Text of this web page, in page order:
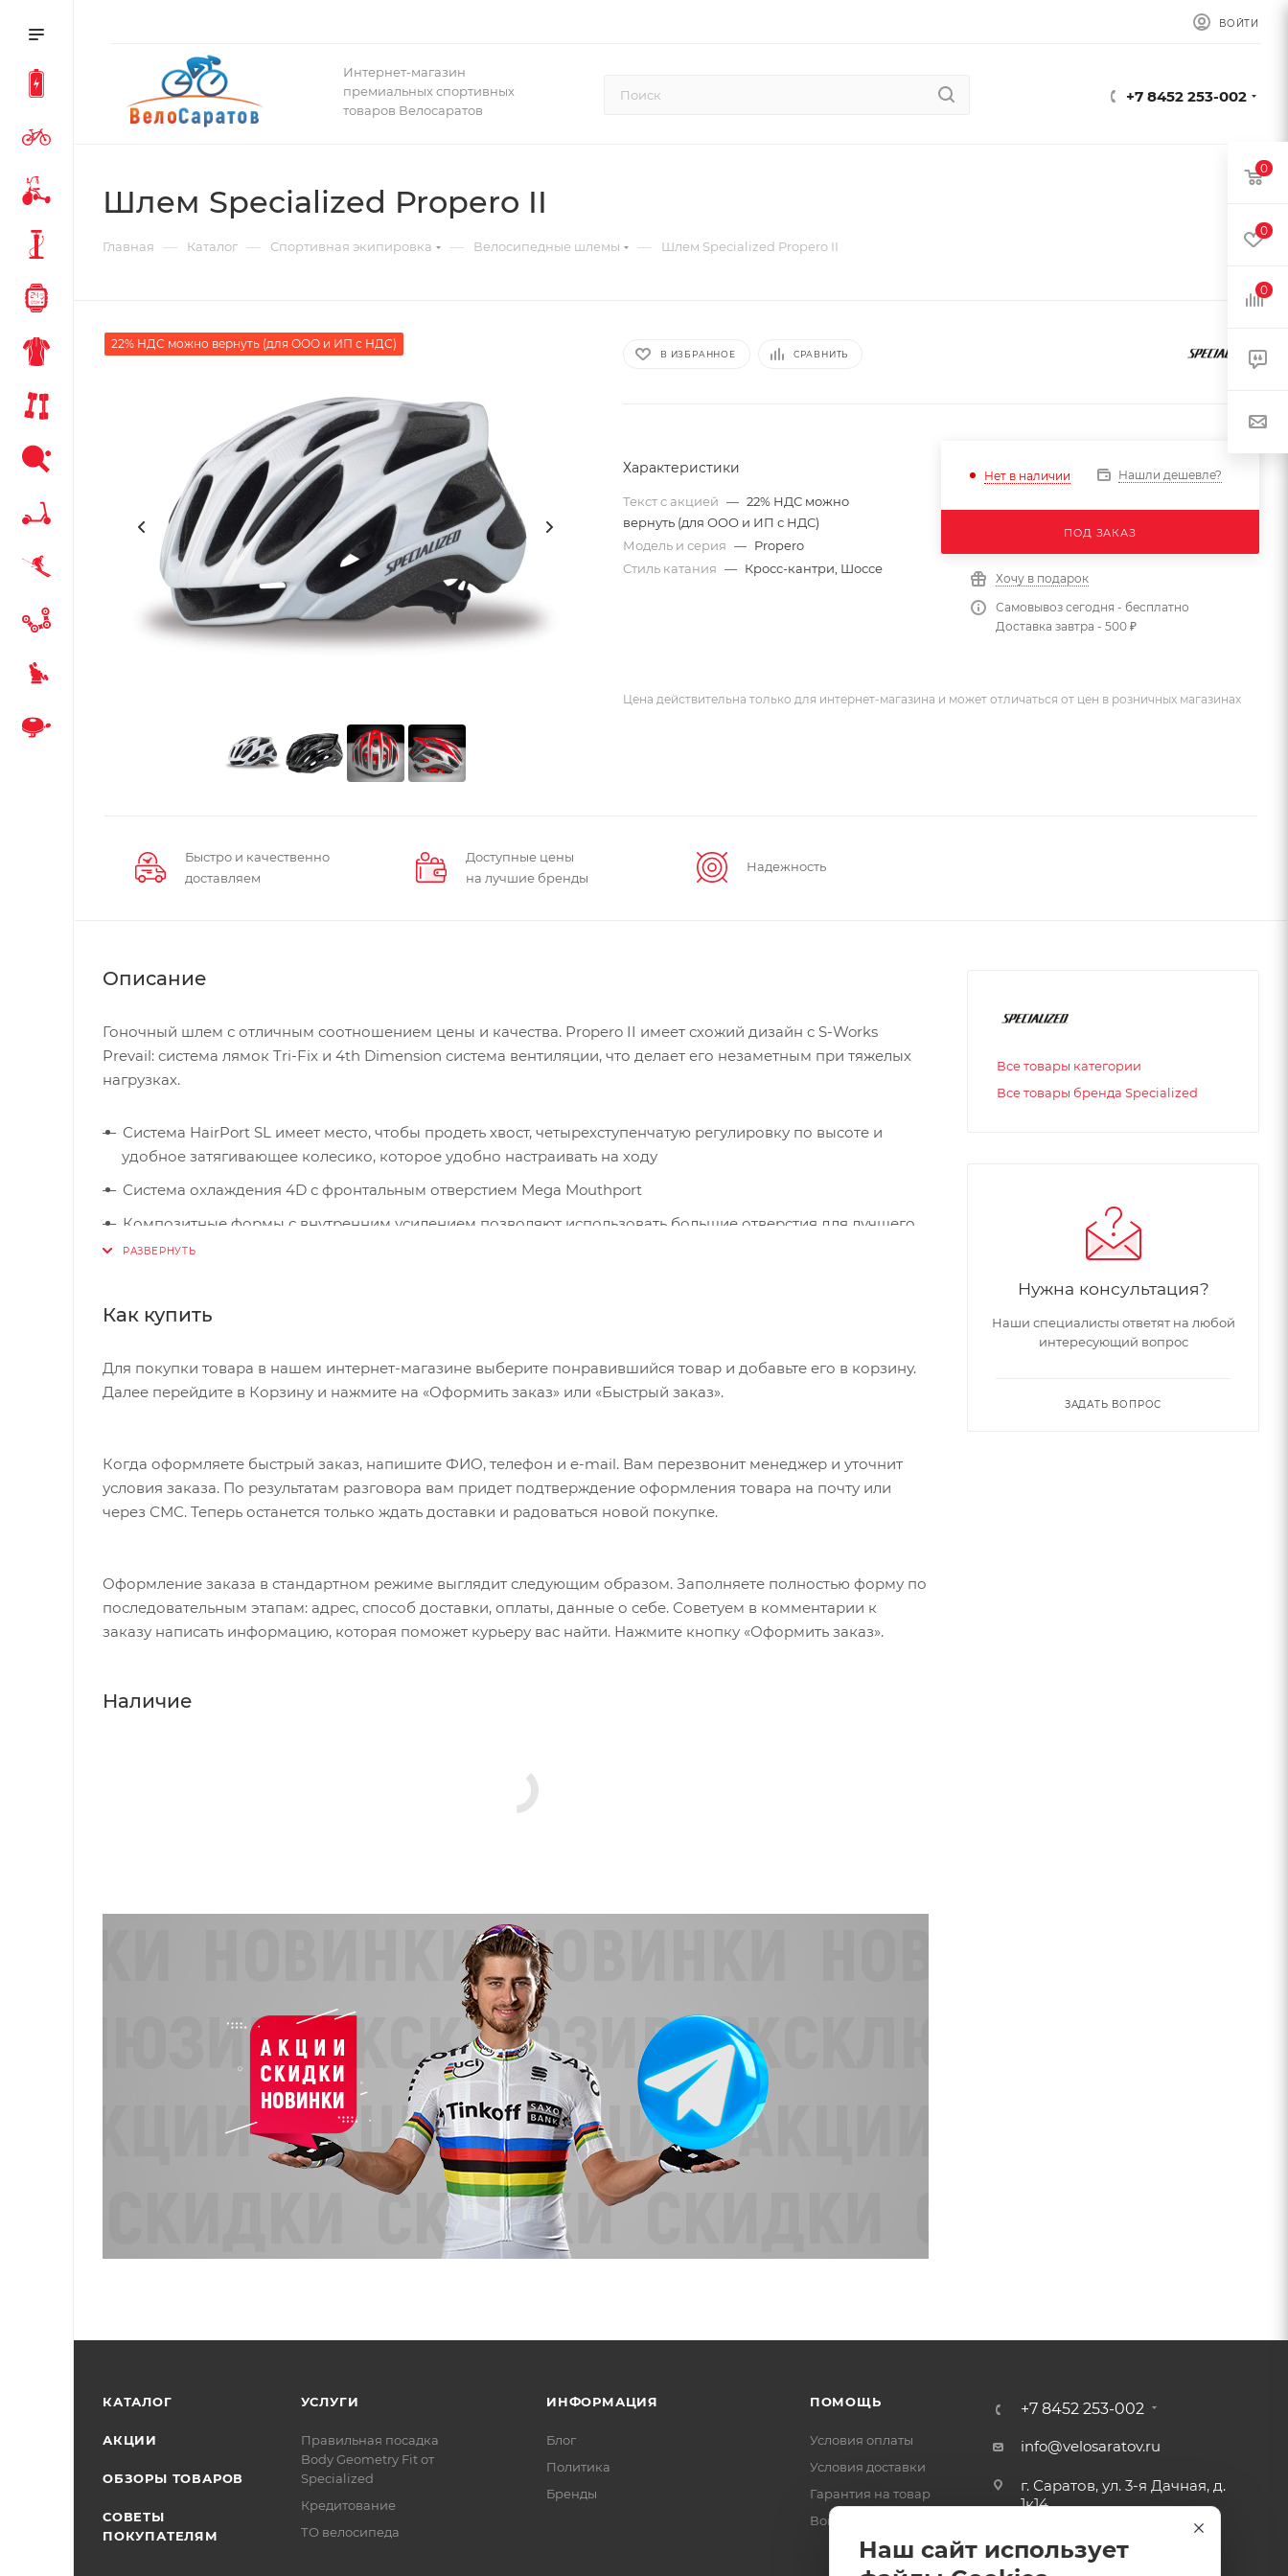
ВОЙТИ
Интернет-магазин
премиальных спортивных
товаров Велосаратов
+7 8452 253-002
Шлем Specialized Propero II
Главная — Каталог — Спортивная экипировка — Велосипедные шлемы — Шлем Specialized Propero II
22% НДС можно вернуть (для ООО и ИП с НДС)
В ИЗБРАННОЕ СРАВНИТЬ
Характеристики
Текст с акцией — 22% НДС можно
вернуть (для ООО и ИП с НДС)
Модель и серия — Propero
Стиль катания — Кросс-кантри, Шоссе
Нет в наличии Нашли дешевле?
ПОД ЗАКАЗ
Хочу в подарок
Самовывоз сегодня - бесплатно
Доставка завтра - 500 ₽
Цена действительна только для интернет-магазина и может отличаться от цен в розничных магазинах
Быстро и качественно
доставляем
Доступные цены
на лучшие бренды
Надежность
Описание
Гоночный шлем с отличным соотношением цены и качества. Propero II имеет схожий дизайн с S-Works
Prevail: система лямок Tri-Fix и 4th Dimension система вентиляции, что делает его незаметным при тяжелых
нагрузках.
Система HairPort SL имеет место, чтобы продеть хвост, четырехступенчатую регулировку по высоте и
удобное затягивающее колесико, которое удобно настраивать на ходу
Система охлаждения 4D с фронтальным отверстием Mega Mouthport
Композитные формы с внутренним усилением позволяют использовать большие отверстия для лучшего
охлаждения
Как купить
Для покупки товара в нашем интернет-магазине выберите понравившийся товар и добавьте его в корзину.
Далее перейдите в Корзину и нажмите на «Оформить заказ» или «Быстрый заказ».
Когда оформляете быстрый заказ, напишите ФИО, телефон и e-mail. Вам перезвонит менеджер и уточнит
условия заказа. По результатам разговора вам придет подтверждение оформления товара на почту или
через СМС. Теперь останется только ждать доставки и радоваться новой покупке.
Оформление заказа в стандартном режиме выглядит следующим образом. Заполняете полностью форму по
последовательным этапам: адрес, способ доставки, оплаты, данные о себе. Советуем в комментарии к
заказу написать информацию, которая поможет курьеру вас найти. Нажмите кнопку «Оформить заказ».
Наличие
Все товары категории
Все товары бренда Specialized
Нужна консультация?
Наши специалисты ответят на любой
интересующий вопрос
ЗАДАТЬ ВОПРОС
КАТАЛОГ
АКЦИИ
ОБЗОРЫ ТОВАРОВ
СОВЕТЫ
ПОКУПАТЕЛЯМ
УСЛУГИ
Правильная посадка
Body Geometry Fit от
Specialized
Кредитование
ТО велосипеда
ИНФОРМАЦИЯ
Блог
Политика
Бренды
ПОМОЩЬ
Условия оплаты
Условия доставки
Гарантия на товар
Вопрос-ответ
+7 8452 253-002
info@velosaratov.ru
г. Саратов, ул. 3-я Дачная, д.
1к14
Наш сайт использует
0
0
0